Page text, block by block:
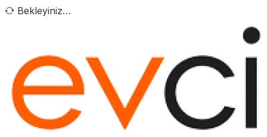
Bekleyiniz…